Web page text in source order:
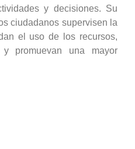
y decisiones. Su
ciudadanos supervisen la
el uso de los recursos,
promuevan una mayor